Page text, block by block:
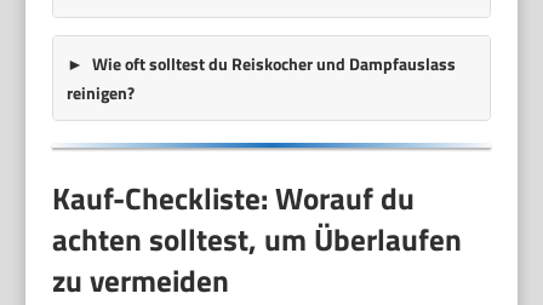
Wie oft solltest du Reiskocher und Dampfauslass
reinigen?
Kauf-Checkliste: Worauf du
achten solltest, um Überlaufen
zu vermeiden